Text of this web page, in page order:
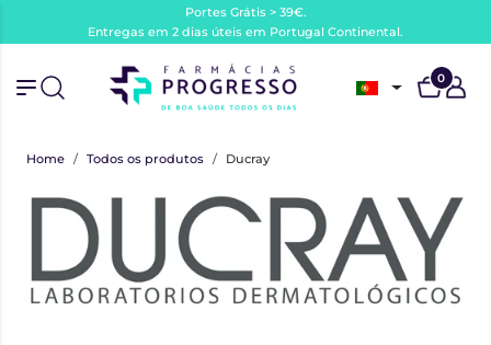
Portes Grátis > 39€.
Entregas em 2 dias úteis em Portugal Continental.
0
Home Todos os produtos Ducray